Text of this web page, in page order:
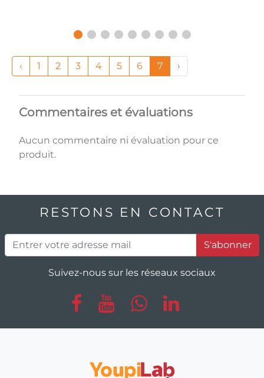
‹ 1 2 3 4 5 6 7 ›
Commentaires et évaluations
Aucun commentaire ni évaluation pour ce
produit.
RESTONS EN CONTACT
S'abonner
Suivez-nous sur les réseaux sociaux